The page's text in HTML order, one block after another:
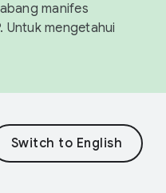
manifes
Untuk mengetahui